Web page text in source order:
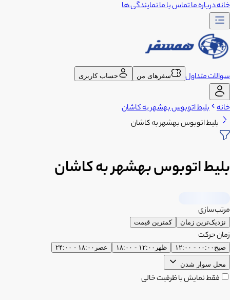
خانهدرباره ماتماس با مانمایندگی ها
سوالات متداول سفرهای من حساب کاربری
خانه بلیط اتوبوس بهشهر به کاشان
بلیط اتوبوس بهشهر به کاشان
بلیط اتوبوس بهشهر به کاشان
مرتب‌سازی
نزدیک‌ترین زمان کمترین قیمت
زمان حرکت
صبح ۰۰:۰۰ - ۱۲:۰۰ ظهر ۱۲:۰۰ - ۱۸:۰۰ عصر ۱۸:۰۰ - ۲۴:۰۰
محل سوار شدن
فقط نمایش با ظرفیت خالی